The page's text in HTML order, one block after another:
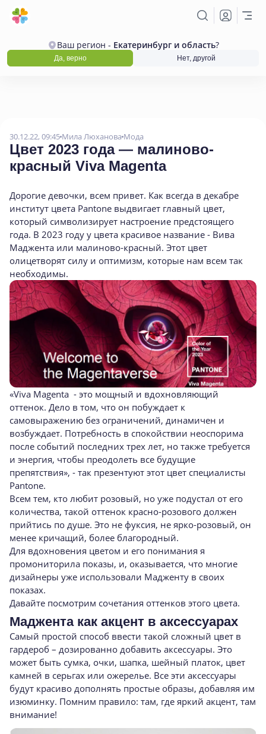
Ваш регион - Екатеринбург и область?
Да, верно Нет, другой
30.12.22, 09:45 Мила Люханова Мода
Цвет 2023 года — малиново-
красный Viva Magenta
Дорогие девочки, всем привет. Как всегда в декабре
институт цвета Pantone выдвигает главный цвет,
который символизирует настроение предстоящего
года. В 2023 году у цвета красивое название - Вива
Маджента или малиново-красный. Этот цвет
олицетворят силу и оптимизм, которые нам всем так
необходимы.
«Viva Magenta - это мощный и вдохновляющий
оттенок. Дело в том, что он побуждает к
самовыражению без ограничений, динамичен и
возбуждает. Потребность в спокойствии неоспорима
после событий последних трех лет, но также требуется
и энергия, чтобы преодолеть все будущие
препятствия», - так презентуют этот цвет специалисты
Pantone.
Всем тем, кто любит розовый, но уже подустал от его
количества, такой оттенок красно-розового должен
прийтись по душе. Это не фуксия, не ярко-розовый, он
менее кричащий, более благородный.
Для вдохновения цветом и его понимания я
промониторила показы, и, оказывается, что многие
дизайнеры уже использовали Мадженту в своих
показах.
Давайте посмотрим сочетания оттенков этого цвета.
Маджента как акцент в аксессуарах
Самый простой способ ввести такой сложный цвет в
гардероб – дозированно добавить аксессуары. Это
может быть сумка, очки, шапка, шейный платок, цвет
камней в серьгах или ожерелье. Все эти аксессуары
будут красиво дополнять простые образы, добавляя им
изюминку. Помним правило: там, где яркий акцент, там
внимание!